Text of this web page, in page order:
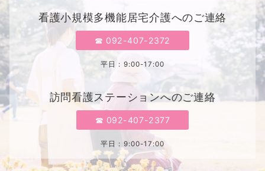
看護小規模多機能居宅介護へのご連絡
☎︎ 092-407-2372
平日 : 9:00-17:00
訪問看護ステーションへのご連絡
☎︎ 092-407-2377
平日 : 9:00-17:00